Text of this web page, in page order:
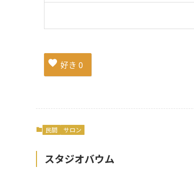
好き 0
民間 サロン
スタジオバウム